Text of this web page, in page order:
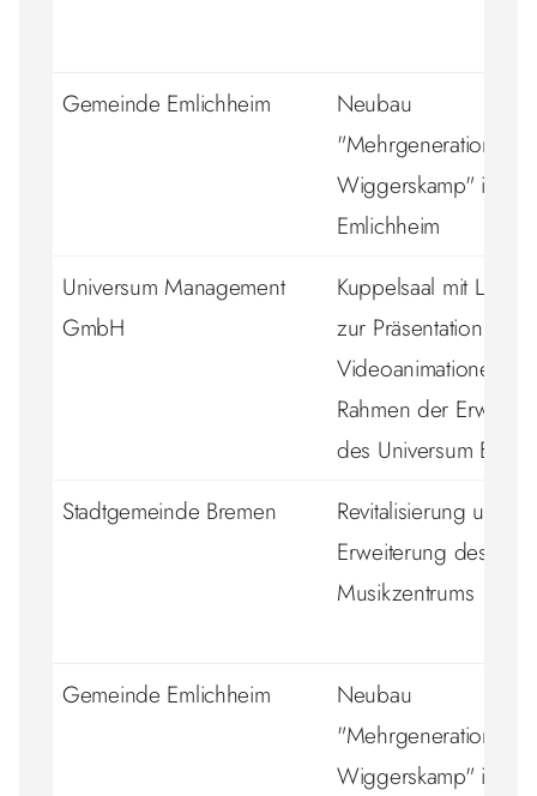
Gemeinde Emlichheim
Neubau
Wiggerskamp" inkl.
Emlichheim
Universum Management
GmbH
Kuppelsaal mit LED
zur Präsentation von
Videoanimationen im
Rahmen der
des Universum
Stadtgemeinde Bremen
Revitalisierung und
Erweiterung des
Musikzentrums
Gemeinde Emlichheim
Neubau
Wiggerskamp" inkl.